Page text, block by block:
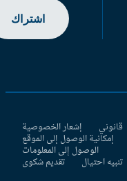
اشتراك
قانوني إشعار الخصوصية
إمكانية الوصول إلى الموقع
الوصول إلى المعلومات
تنبيه احتيال تقديم شكوى